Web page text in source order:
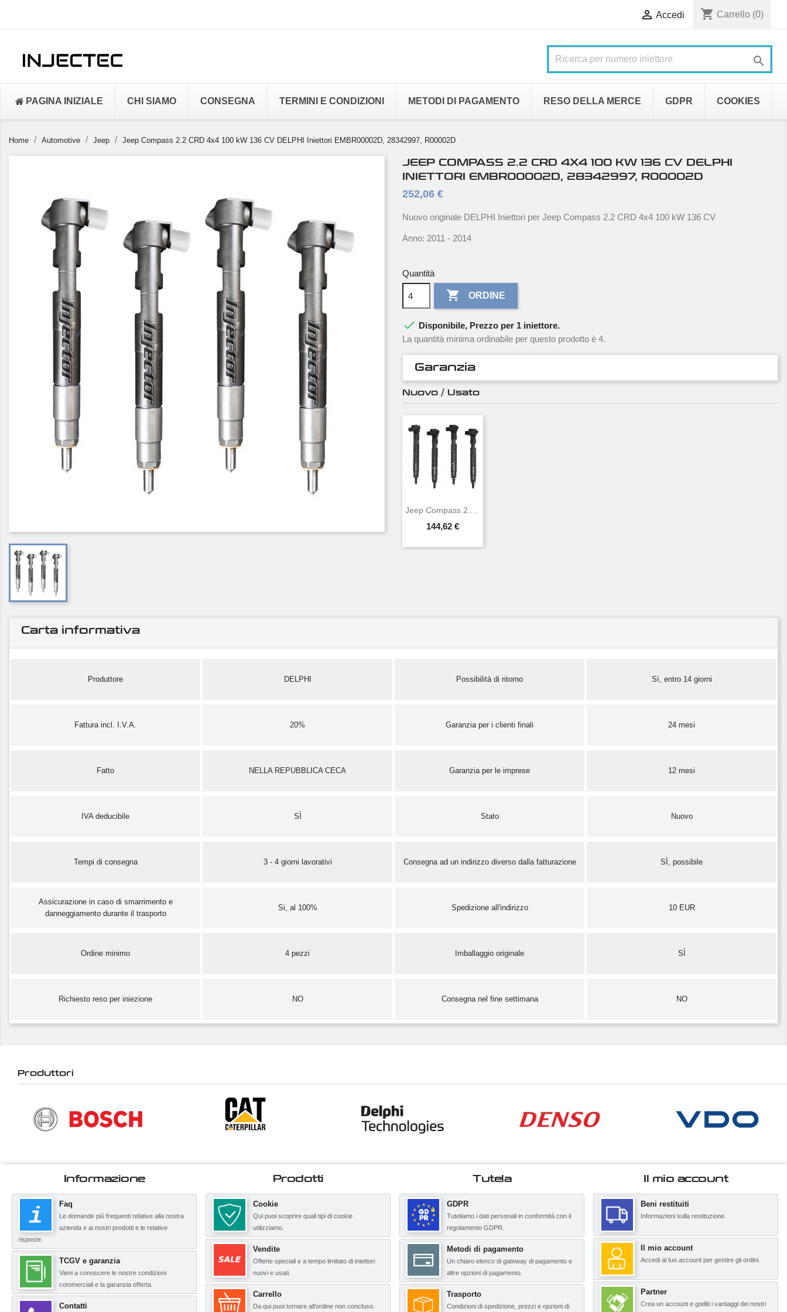
 Accedi shopping_cart Carrello (0)

PAGINA INIZIALE CHI SIAMO CONSEGNA TERMINI E CONDIZIONI METODI DI PAGAMENTO RESO DELLA MERCE GDPR COOKIES
Home Automotive Jeep Jeep Compass 2.2 CRD 4x4 100 kW 136 CV DELPHI Iniettori EMBR00002D, 28342997, R00002D
JEEP COMPASS 2.2 CRD 4X4 100 KW 136 CV DELPHI
INIETTORI EMBR00002D, 28342997, R00002D
252,06 €
Nuovo originale DELPHI Iniettori per Jeep Compass 2.2 CRD 4x4 100 kW 136 CV
Anno: 2011 - 2014
Quantità
 ORDINE
 Disponibile, Prezzo per 1 iniettore.
La quantità minima ordinabile per questo prodotto è 4.
Garanzia
Nuovo / Usato
144,62 €
Carta informativa
Produttore DELPHI Possibilità di ritorno Sì, entro 14 giorni
Fattura incl. I.V.A. 20% Garanzia per i clienti finali 24 mesi
Fatto NELLA REPUBBLICA CECA Garanzia per le imprese 12 mesi
IVA deducibile SÌ Stato Nuovo
Tempi di consegna 3 - 4 giorni lavorativi Consegna ad un indirizzo diverso dalla fatturazione SÌ, possibile
Assicurazione in caso di smarrimento e
danneggiamento durante il trasporto
Si, al 100% Spedizione all'indirizzo 10 EUR
Ordine minimo 4 pezzi Imballaggio originale SÌ
Richiesto reso per iniezione NO Consegna nel fine settimana NO
Produttori
Informazione
Faq
Le domande più frequenti relative alla nostra
azienda e ai nostri prodotti e le relative
risposte.
TCGV e garanzia
Vieni a conoscere le nostre condizioni
commerciali e la garanzia offerta.
Contatti
Prodotti
Cookie
Qui puoi scoprire quali tipi di cookie
utilizziamo.
Vendite
Offerte speciali e a tempo limitato di iniettori
nuovi e usati.
Carrello
Da qui puoi tornare all’ordine non concluso.
Tutela
GDPR
Tuteliamo i dati personali in conformità con il
regolamento GDPR.
Metodi di pagamento
Un chiaro elenco di gateway di pagamento e
altre opzioni di pagamento.
Trasporto
Condizioni di spedizione, prezzi e opzioni di
Il mio account
Beni restituiti
Informazioni sulla restituzione.
Il mio account
Accedi al tuo account per gestire gli ordini.
Partner
Crea un account e goditi i vantaggi dei nostri